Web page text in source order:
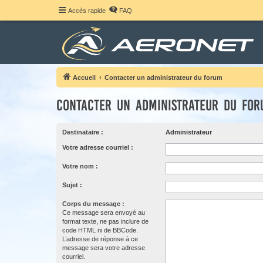
Accès rapide FAQ
Accueil Contacter un administrateur du forum
Contacter un administrateur du
Destinataire : Administrateur
Votre adresse courriel :
Votre nom :
Sujet :
Corps du message :
Ce message sera envoyé au
format texte, ne pas inclure de
code HTML ni de BBCode.
L’adresse de réponse à ce
message sera votre adresse
courriel.